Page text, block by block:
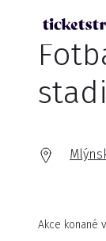
Akce konané